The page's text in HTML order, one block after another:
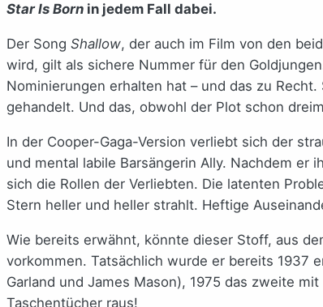
Star Is Born in jedem Fall dabei.
Der Song Shallow, der auch im Film von den
wird, gilt als sichere Nummer für den
Nominierungen erhalten hat – und das zu
gehandelt. Und das, obwohl der Plot schon
In der Cooper-Gaga-Version verliebt sich der
und mental labile Barsängerin Ally. Nachdem er
sich die Rollen der Verliebten. Die latenten
Stern heller und heller strahlt. Heftige
Wie bereits erwähnt, könnte dieser Stoff, aus
vorkommen. Tatsächlich wurde er bereits 1937
Garland und James Mason), 1975 das zweite
Taschentücher raus!